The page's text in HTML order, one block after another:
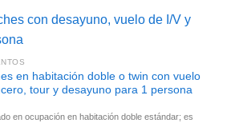
en habitación doble o twin con vuelo
tour y desayuno para 1 persona
en ocupación en habitación doble estándar; es